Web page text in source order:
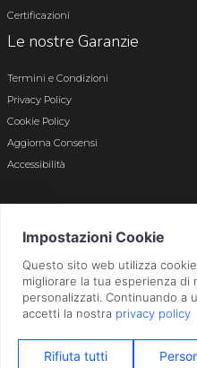
Certificazioni
Le nostre Garanzie
Termini e Condizioni
Privacy Policy
Cookie Policy
Aggiorna Consensi
Accessibilità
Bergamo n. 01496180165 ·